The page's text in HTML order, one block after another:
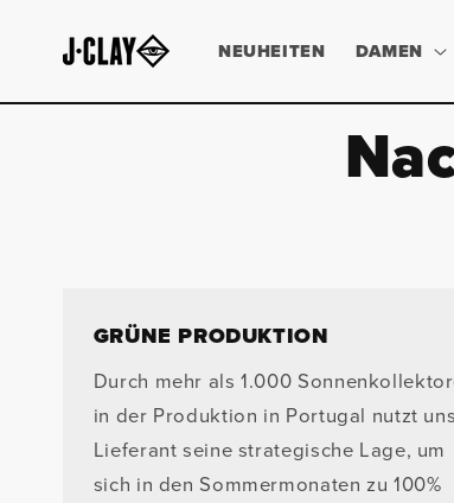
INHALT NEUHEITEN DAMEN
GRÜNE PRODUKTION
Durch mehr als 1.000
in der Produktion in Portugal nutzt
Lieferant seine strategische Lage, um
sich in den Sommermonaten zu 100%